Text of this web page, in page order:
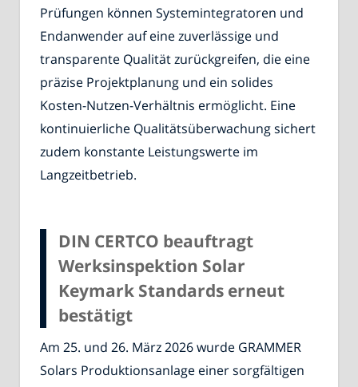
Prüfungen können Systemintegratoren und
Endanwender auf eine zuverlässige und
transparente Qualität zurückgreifen, die eine
präzise Projektplanung und ein solides
Kosten-Nutzen-Verhältnis ermöglicht. Eine
kontinuierliche Qualitätsüberwachung sichert
zudem konstante Leistungswerte im
Langzeitbetrieb.
DIN CERTCO beauftragt
Werksinspektion Solar
Keymark Standards erneut
bestätigt
Am 25. und 26. März 2026 wurde GRAMMER
Solars Produktionsanlage einer sorgfältigen